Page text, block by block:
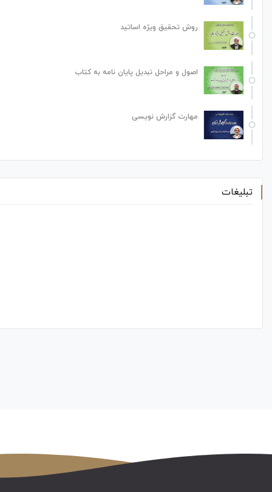
روش تحقیق ویژه اساتید
اصول و مراحل تبدیل پایان نامه به کتاب
مهارت گزارش نویسی
تبلیغات